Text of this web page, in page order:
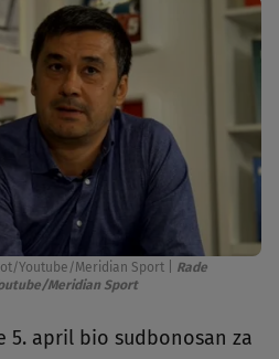
Youtube/Meridian Sport
Rade
Meridian Sport
5. april bio sudbonosan za